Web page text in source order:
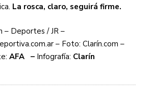
La rosca, claro, seguirá firme.
– Deportes / JR –
– Foto: Clarín.com –
AFA – Infografía: Clarín